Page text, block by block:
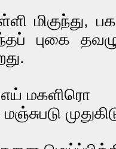
புகை
மகளிரொ